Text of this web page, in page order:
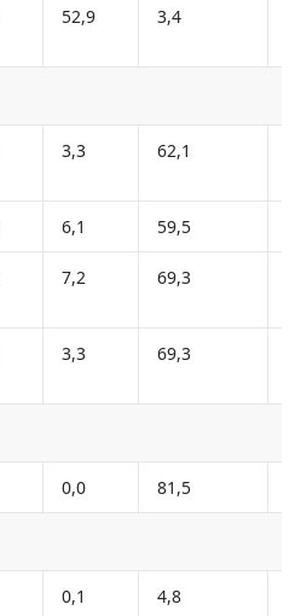
52,9 3,4
3,3 62,1
6,1 59,5
7,2 69,3
3,3 69,3
0,0 81,5
0,1 4,8